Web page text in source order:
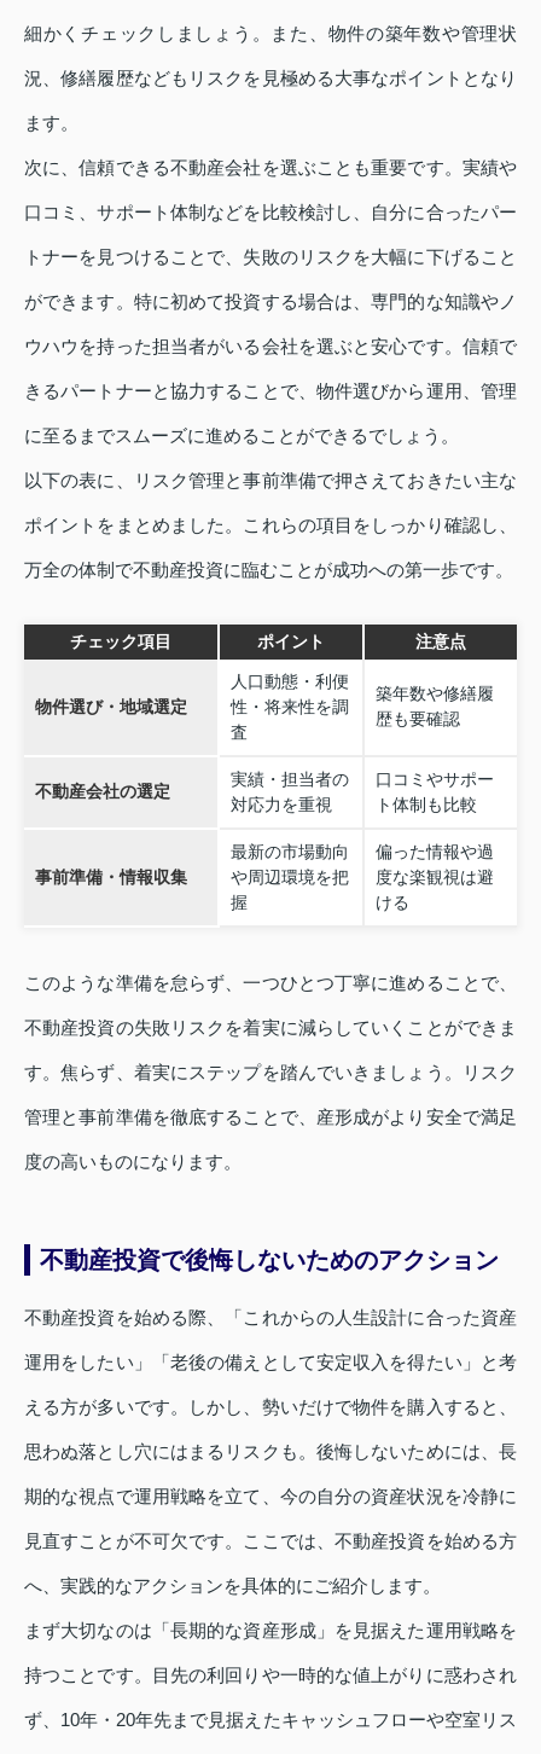
細かくチェックしましょう。また、物件の築年数や管理状
況、修繕履歴などもリスクを見極める大事なポイントとなり
ます。
次に、信頼できる不動産会社を選ぶことも重要です。実績や
口コミ、サポート体制などを比較検討し、自分に合ったパー
トナーを見つけることで、失敗のリスクを大幅に下げること
ができます。特に初めて投資する場合は、専門的な知識やノ
ウハウを持った担当者がいる会社を選ぶと安心です。信頼で
きるパートナーと協力することで、物件選びから運用、管理
に至るまでスムーズに進めることができるでしょう。
以下の表に、リスク管理と事前準備で押さえておきたい主な
ポイントをまとめました。これらの項目をしっかり確認し、
万全の体制で不動産投資に臨むことが成功への第一歩です。
チェック項目 ポイント 注意点
物件選び・地域選定
人口動態・利便
性・将来性を調
査
築年数や修繕履
歴も要確認
不動産会社の選定
実績・担当者の
対応力を重視
口コミやサポー
ト体制も比較
事前準備・情報収集
最新の市場動向
や周辺環境を把
握
偏った情報や過
度な楽観視は避
ける
このような準備を怠らず、一つひとつ丁寧に進めることで、
不動産投資の失敗リスクを着実に減らしていくことができま
す。焦らず、着実にステップを踏んでいきましょう。リスク
管理と事前準備を徹底することで、産形成がより安全で満足
度の高いものになります。
不動産投資で後悔しないためのアクション
不動産投資を始める際、「これからの人生設計に合った資産
運用をしたい」「老後の備えとして安定収入を得たい」と考
える方が多いです。しかし、勢いだけで物件を購入すると、
思わぬ落とし穴にはまるリスクも。後悔しないためには、長
期的な視点で運用戦略を立て、今の自分の資産状況を冷静に
見直すことが不可欠です。ここでは、不動産投資を始める方
へ、実践的なアクションを具体的にご紹介します。
まず大切なのは「長期的な資産形成」を見据えた運用戦略を
持つことです。目先の利回りや一時的な値上がりに惑わされ
ず、10年・20年先まで見据えたキャッシュフローや空室リス